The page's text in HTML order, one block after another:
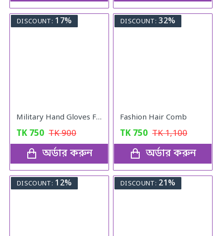
DISCOUNT: 17%
Military Hand Gloves Full Black
TK 750 TK900
অর্ডার করুন
DISCOUNT: 32%
Fashion Hair Comb
TK 750 TK1,100
অর্ডার করুন
DISCOUNT: 12% DISCOUNT: 21%